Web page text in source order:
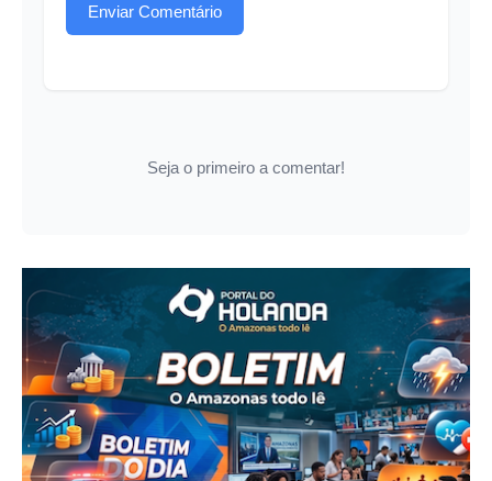
Enviar Comentário
Seja o primeiro a comentar!